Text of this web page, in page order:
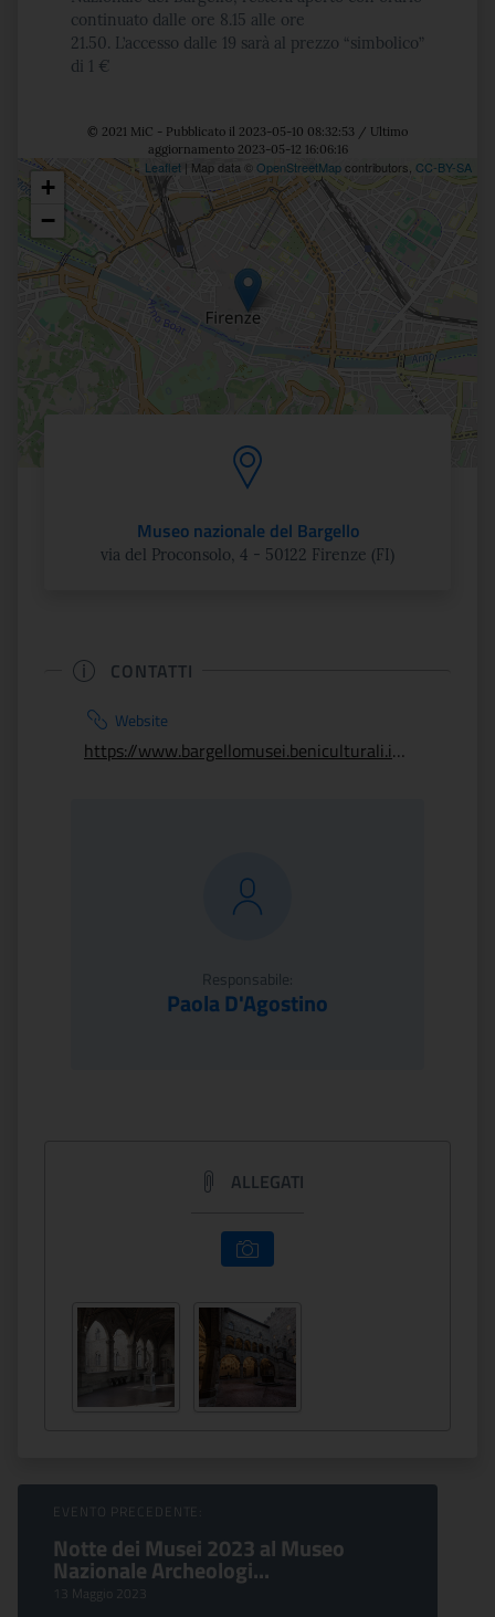
continuato dalle ore 8.15 alle ore
21.50. L’accesso dalle 19 sarà al prezzo “simbolico”
di 1 €
© 2021 MiC - Pubblicato il 2023-05-10 08:32:53 / Ultimo
aggiornamento 2023-05-12 16:06:16
Posizione
+
−
Leaflet | Map data © OpenStreetMapcontributors, CC-BY-SA
Museo nazionale del Bargello
via del Proconsolo, 4 - 50122 Firenze (FI)
CONTATTI
Website
https://www.bargellomusei.beniculturali.it/musei/1/bargello/
Responsabile:
Paola D'Agostino
ALLEGATI
Sfoglia Eventi
EVENTO PRECEDENTE:
Notte dei Musei 2023 al Museo
Nazionale Archeologi...
13 Maggio 2023